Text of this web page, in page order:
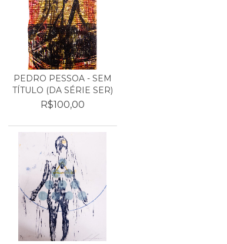
PEDRO PESSOA - SEM
TÍTULO (DA SÉRIE SER)
R$100,00